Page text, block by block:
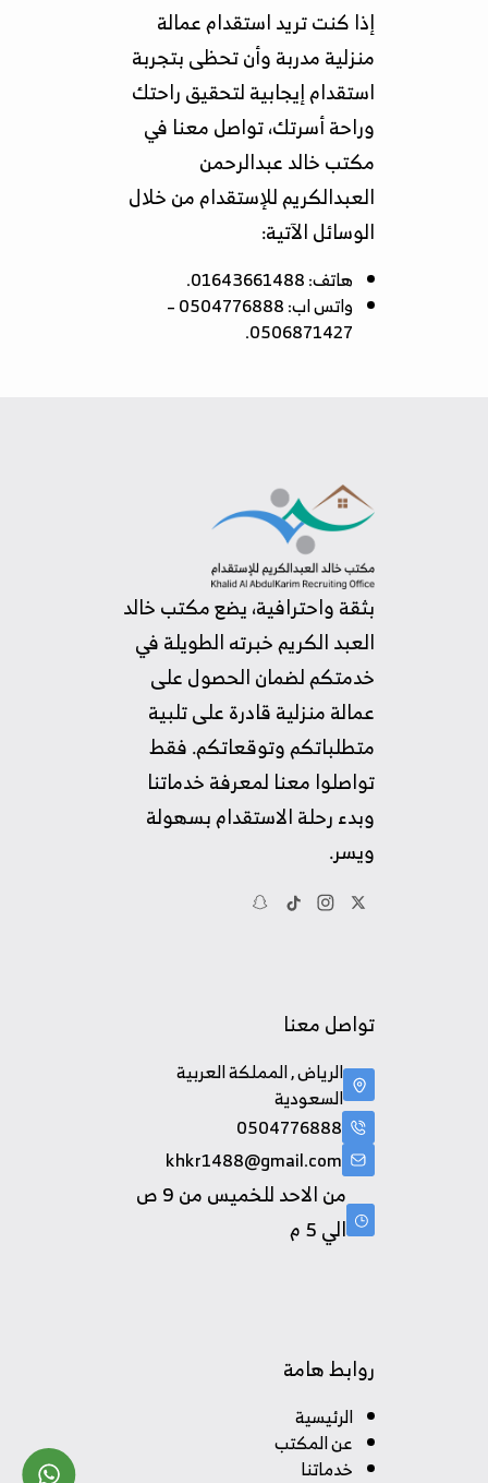
إذا كنت تريد استقدام عمالة
منزلية مدربة وأن تحظى بتجربة
استقدام إيجابية لتحقيق راحتك
وراحة أسرتك، تواصل معنا في
مكتب خالد عبدالرحمن
العبدالكريم للإستقدام من خلال
الوسائل الآتية:
هاتف: 01643661488.
واتس اب: 0504776888 –
0506871427.
بثقة واحترافية، يضع مكتب خالد
العبد الكريم خبرته الطويلة في
خدمتكم لضمان الحصول على
عمالة منزلية قادرة على تلبية
متطلباتكم وتوقعاتكم. فقط
تواصلوا معنا لمعرفة خدماتنا
وبدء رحلة الاستقدام بسهولة
ويسر.
تواصل معنا
الرياض , المملكة العربية
السعودية
0504776888
khkr1488@gmail.com
من الاحد للخميس من 9 ص
الي 5 م
روابط هامة
الرئيسية
عن المكتب
خدماتنا